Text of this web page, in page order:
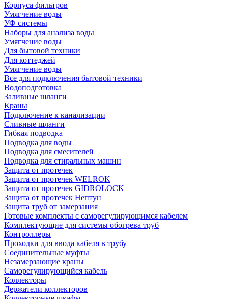
Корпуса фильтров
Умягчение воды
УФ системы
Наборы для анализа воды
Умягчение воды
Для бытовой техники
Для коттеджей
Умягчение воды
Все для подключения бытовой техники
Водоподготовка
Заливные шланги
Краны
Подключение к канализации
Сливные шланги
Гибкая подводка
Подводка для воды
Подводка для смесителей
Подводка для стиральных машин
Защита от протечек
Защита от протечек WELROK
Защита от протечек GIDROLOCK
Защита от протечек Нептун
Защита труб от замерзания
Готовые комплекты с саморегулирующимся кабелем
Комплектующие для системы обогрева труб
Контроллеры
Проходки для ввода кабеля в трубу
Соединительные муфты
Незамерзающие краны
Саморегулирующийся кабель
Коллекторы
Держатели коллекторов